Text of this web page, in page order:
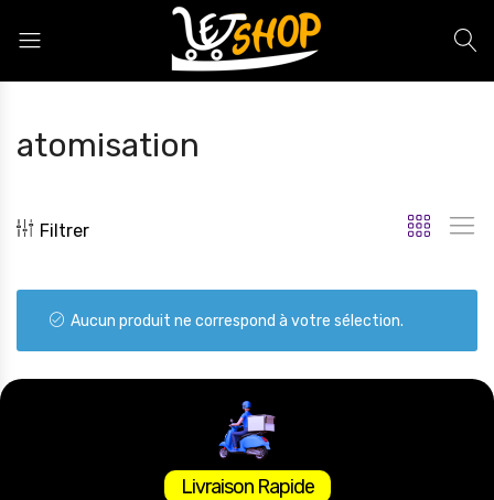
atomisation
Filtrer
Aucun produit ne correspond à votre sélection.
Livraison Rapide